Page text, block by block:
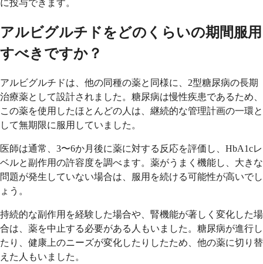
に投与できます。
アルビグルチドをどのくらいの期間服用
すべきですか？
アルビグルチドは、他の同種の薬と同様に、2型糖尿病の長期
治療薬として設計されました。糖尿病は慢性疾患であるため、
この薬を使用したほとんどの人は、継続的な管理計画の一環と
して無期限に服用していました。
医師は通常、3〜6か月後に薬に対する反応を評価し、HbA1cレ
ベルと副作用の許容度を調べます。薬がうまく機能し、大きな
問題が発生していない場合は、服用を続ける可能性が高いでし
ょう。
持続的な副作用を経験した場合や、腎機能が著しく変化した場
合は、薬を中止する必要がある人もいました。糖尿病が進行し
たり、健康上のニーズが変化したりしたため、他の薬に切り替
えた人もいました。